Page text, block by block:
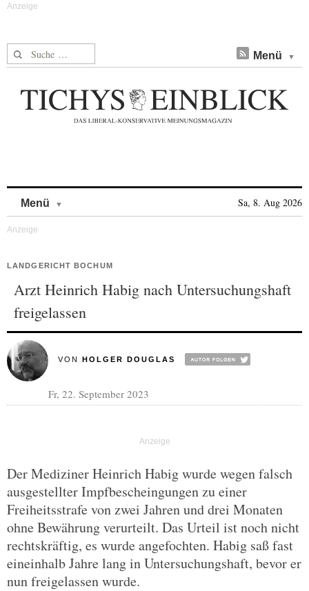
Suche nach: Menü
Menü Sa, 8. Aug 2026
LANDGERICHT BOCHUM
Arzt Heinrich Habig nach Untersuchungshaft
freigelassen
VON HOLGER DOUGLAS
Fr, 22. September 2023
Der Mediziner Heinrich Habig wurde wegen falsch
ausgestellter Impfbescheingungen zu einer
Freiheitsstrafe von zwei Jahren und drei Monaten
ohne Bewährung verurteilt. Das Urteil ist noch nicht
rechtskräftig, es wurde angefochten. Habig saß fast
eineinhalb Jahre lang in Untersuchungshaft, bevor er
nun freigelassen wurde.